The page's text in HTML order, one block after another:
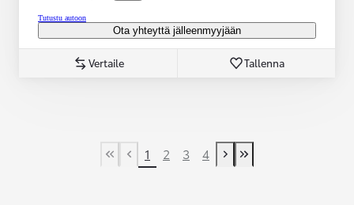
Tutustu autoon
Ota yhteyttä jälleenmyyjään
Vertaile Tallenna
First Page
Previous page
1 2 3 4
Next page
Last Page